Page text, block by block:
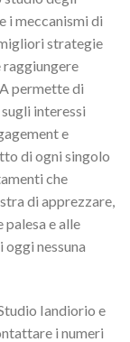
i meccanismi di
strategie
raggiungere
permette di
interessi
e
di ogni singolo
che
di apprezzare,
palesa e alle
nessuna
Iandiorio e
i numeri